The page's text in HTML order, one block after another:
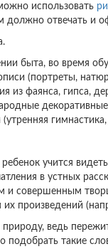
использовать
должно отвечать и
быта, во время
(портреты,
из фаянса, гипса,
гимнастика,
учится
в устных
и совершенным
их произведений
ведь
подобрать такие